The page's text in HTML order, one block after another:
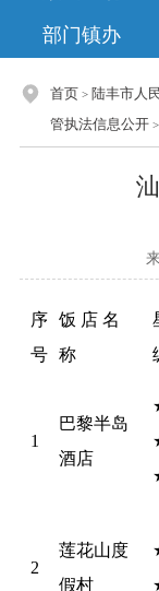
部门镇办
首页 > 陆丰市人
管执法信息公开
序
号
饭 店 名
称
1
巴黎半岛
酒店
2
莲花山度
假村